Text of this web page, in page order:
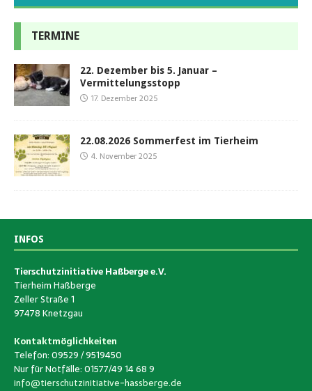
TERMINE
22. Dezember bis 5. Januar –
Vermittelungsstopp
17. Dezember 2025
22.08.2026 Sommerfest im Tierheim
4. November 2025
INFOS
Tierschutzinitiative Haßberge e.V.
Tierheim Haßberge
Zeller Straße 1
97478 Knetzgau
Kontaktmöglichkeiten
Telefon: 09529 / 9519450
Nur für Notfälle: 01577/49 14 68 9
info@tierschutzinitiative-hassberge.de